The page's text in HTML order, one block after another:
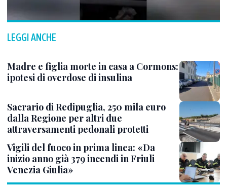
LEGGI ANCHE
Madre e figlia morte in casa a Cormons:
ipotesi di overdose di insulina
Sacrario di Redipuglia, 250 mila euro
dalla Regione per altri due
attraversamenti pedonali protetti
Vigili del fuoco in prima linea: «Da
inizio anno già 379 incendi in Friuli
Venezia Giulia»